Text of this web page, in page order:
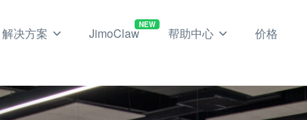
解决方案 JimoClaw
NEW
帮助中心 价格